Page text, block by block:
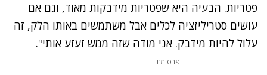
פטריות. הבעיה היא שפטריות מידבקות מאוד, וגם אם
עושים סטריליזציה לכלים אבל משתמשים באותו הלק, זה
עלול להיות מידבק. אני מודה שזה ממש זעזע אותי".
פרסומת